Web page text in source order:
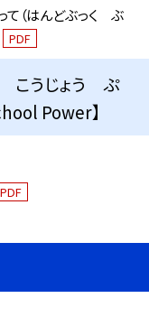
て（はんどぶっく ぶ
PDF
こうじょう ぷ
Power】
PDF